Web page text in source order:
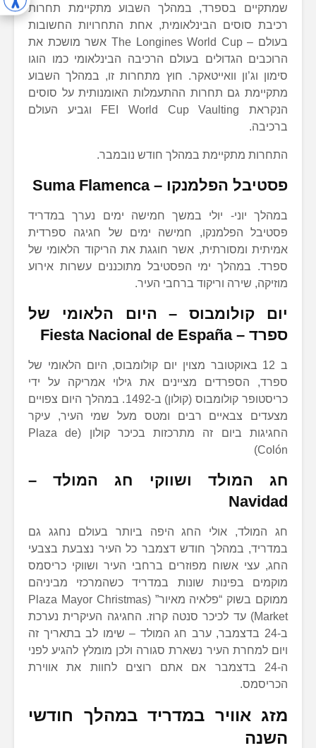
שמתקיים בספרד, במהלך השבוע מתקיימת תחרות
רכיבת סוסים הבינלאומית, אחת התחרויות החשובות
בעולם – The Longines World Cup אשר מושכת את
הרוכבים הגדולים בעולם הרכיבה הבינלאומי כמו הוגו
סימון וג’ון וואייטאקר. חוץ מתחרות זו, במהלך השבוע
מתקיימת גם תחרות ההתעמלות האומנותית על סוסים
הנקראת FEI World Cup Vaulting וגביע העולם
ברכיבה.
התחרות מתקיימת במהלך חודש נובמבר.
פסטיבל הפלמנקו –Suma Flamenca
במהלך יוני- יולי במשך חמישה ימים נערך במדריד
פסטיבל הפלמנקו, חמישה ימים של חגיגה ספרדית
אמיתית ומסורתית, אשר חוגגת את הריקוד הלאומי של
ספרד. במהלך ימי הפסטיבל מתוכננים עשרות אירוע
מוזיקה, שירה וריקוד ברחבי העיר.
יום קולומבוס – היום הלאומי של
ספרד –Fiesta Nacional de España
ב 12 באוקטובר מצוין יום קולומבוס, היום הלאומי של
ספרד, הספרדים מציינים את גילוי אמריקה על ידי
כריסטופר קולומבוס (קולון) ב-1492. במהלך היום צפויים
מצעדים צבאיים רבים ומטס מעל שמי העיר, עיקר
החגיגות ביום זה מתרכזות בכיכר קולון (Plaza de
Colón)
חג המולד ושווקי חג המולד –
Navidad
חג המולד, אולי החג היפה ביותר בעולם נחגג גם
במדריד, במהלך חודש דצמבר כל העיר נצבעת בצבעי
החג, עצי אשוח מפוזרים ברחבי העיר ושווקי כריסמס
מוקמים בפינות שונות במדריד כשהמרכזי מביניהם
ממוקם בשוק “פלאיה מאיור” (Plaza Mayor Christmas
Market) עד לכיכר סנטה קרוז. החגיגה העיקרית נערכת
ב-24 בדצמבר, ערב חג המולד – שימו לב בתאריך זה
ויום למחרת העיר נשארת סגורה ולכן מומלץ להגיע לפני
ה-24 בדצמבר אם אתם רוצים לחוות את אווירת
הכריסמס.
מזג אוויר במדריד במהלך חודשי
השנה